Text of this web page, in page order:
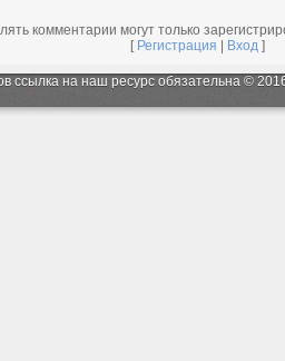
комментарии могут только
[ Регистрация Вход ]
ссылка на наш ресурс обязательна ©